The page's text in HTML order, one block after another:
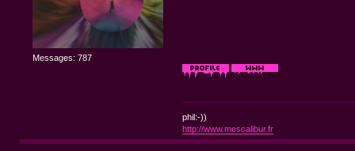
Messages: 787
phil:-))
http://www.mescalibur.fr